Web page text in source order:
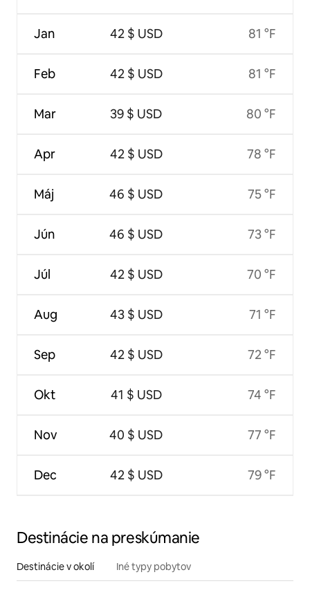
Jan
Feb
Mar
Apr
Máj
Jún
Júl
Aug
Sep
Okt
Nov
Dec
42 $ USD
42 $ USD
39 $ USD
42 $ USD
46 $ USD
46 $ USD
42 $ USD
43 $ USD
42 $ USD
41 $ USD
40 $ USD
42 $ USD
81 °F
81 °F
80 °F
78 °F
75 °F
73 °F
70 °F
71 °F
72 °F
74 °F
77 °F
79 °F
Destinácie na preskúmanie
Destinácie v okolí Iné typy pobytov